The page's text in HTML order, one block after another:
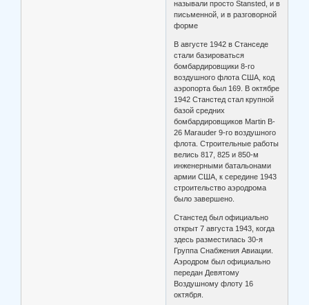
называли просто Stansted, и в
письменной, и в разговорной
форме
В августе 1942 в Станседе
стали базироваться
бомбардировщики 8-го
воздушного флота США, код
аэропорта был 169. В октябре
1942 Станстед стал крупной
базой средних
бомбардировщиков Martin B-
26 Marauder 9-го воздушного
флота. Строительные работы
велись 817, 825 и 850-м
инженерными батальонами
армии США, к середине 1943
строительство аэродрома
было завершено.
Станстед был официально
открыт 7 августа 1943, когда
здесь разместилась 30-я
Группа Снабжения Авиации.
Аэродром был официально
передан Девятому
Воздушному флоту 16
октября.